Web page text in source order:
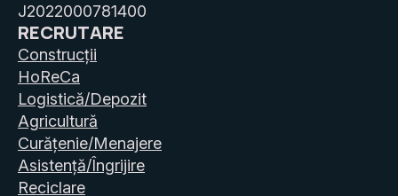
J2022000781400
RECRUTARE
Construcții
HoReCa
Logistică/Depozit
Agricultură
Curățenie/Menajere
Asistență/Îngrijire
Reciclare